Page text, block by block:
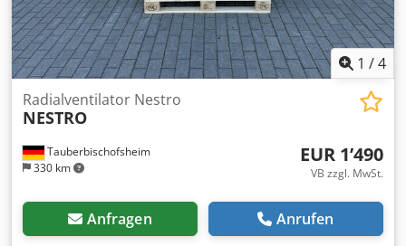
1 /4
Tauberbischofsheim
330 km
Radialventilator Nestro
NESTRO
EUR 1’490
VB zzgl. MwSt.
Anfragen Anrufen